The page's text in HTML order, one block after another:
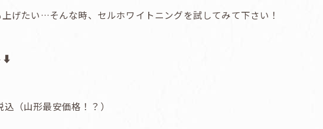
げたい…そんな時、セルホワイトニングを試してみて下さい！
（山形最安価格！？）